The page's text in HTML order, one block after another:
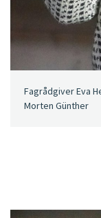
Fagrådgiver Eva
Morten Günther